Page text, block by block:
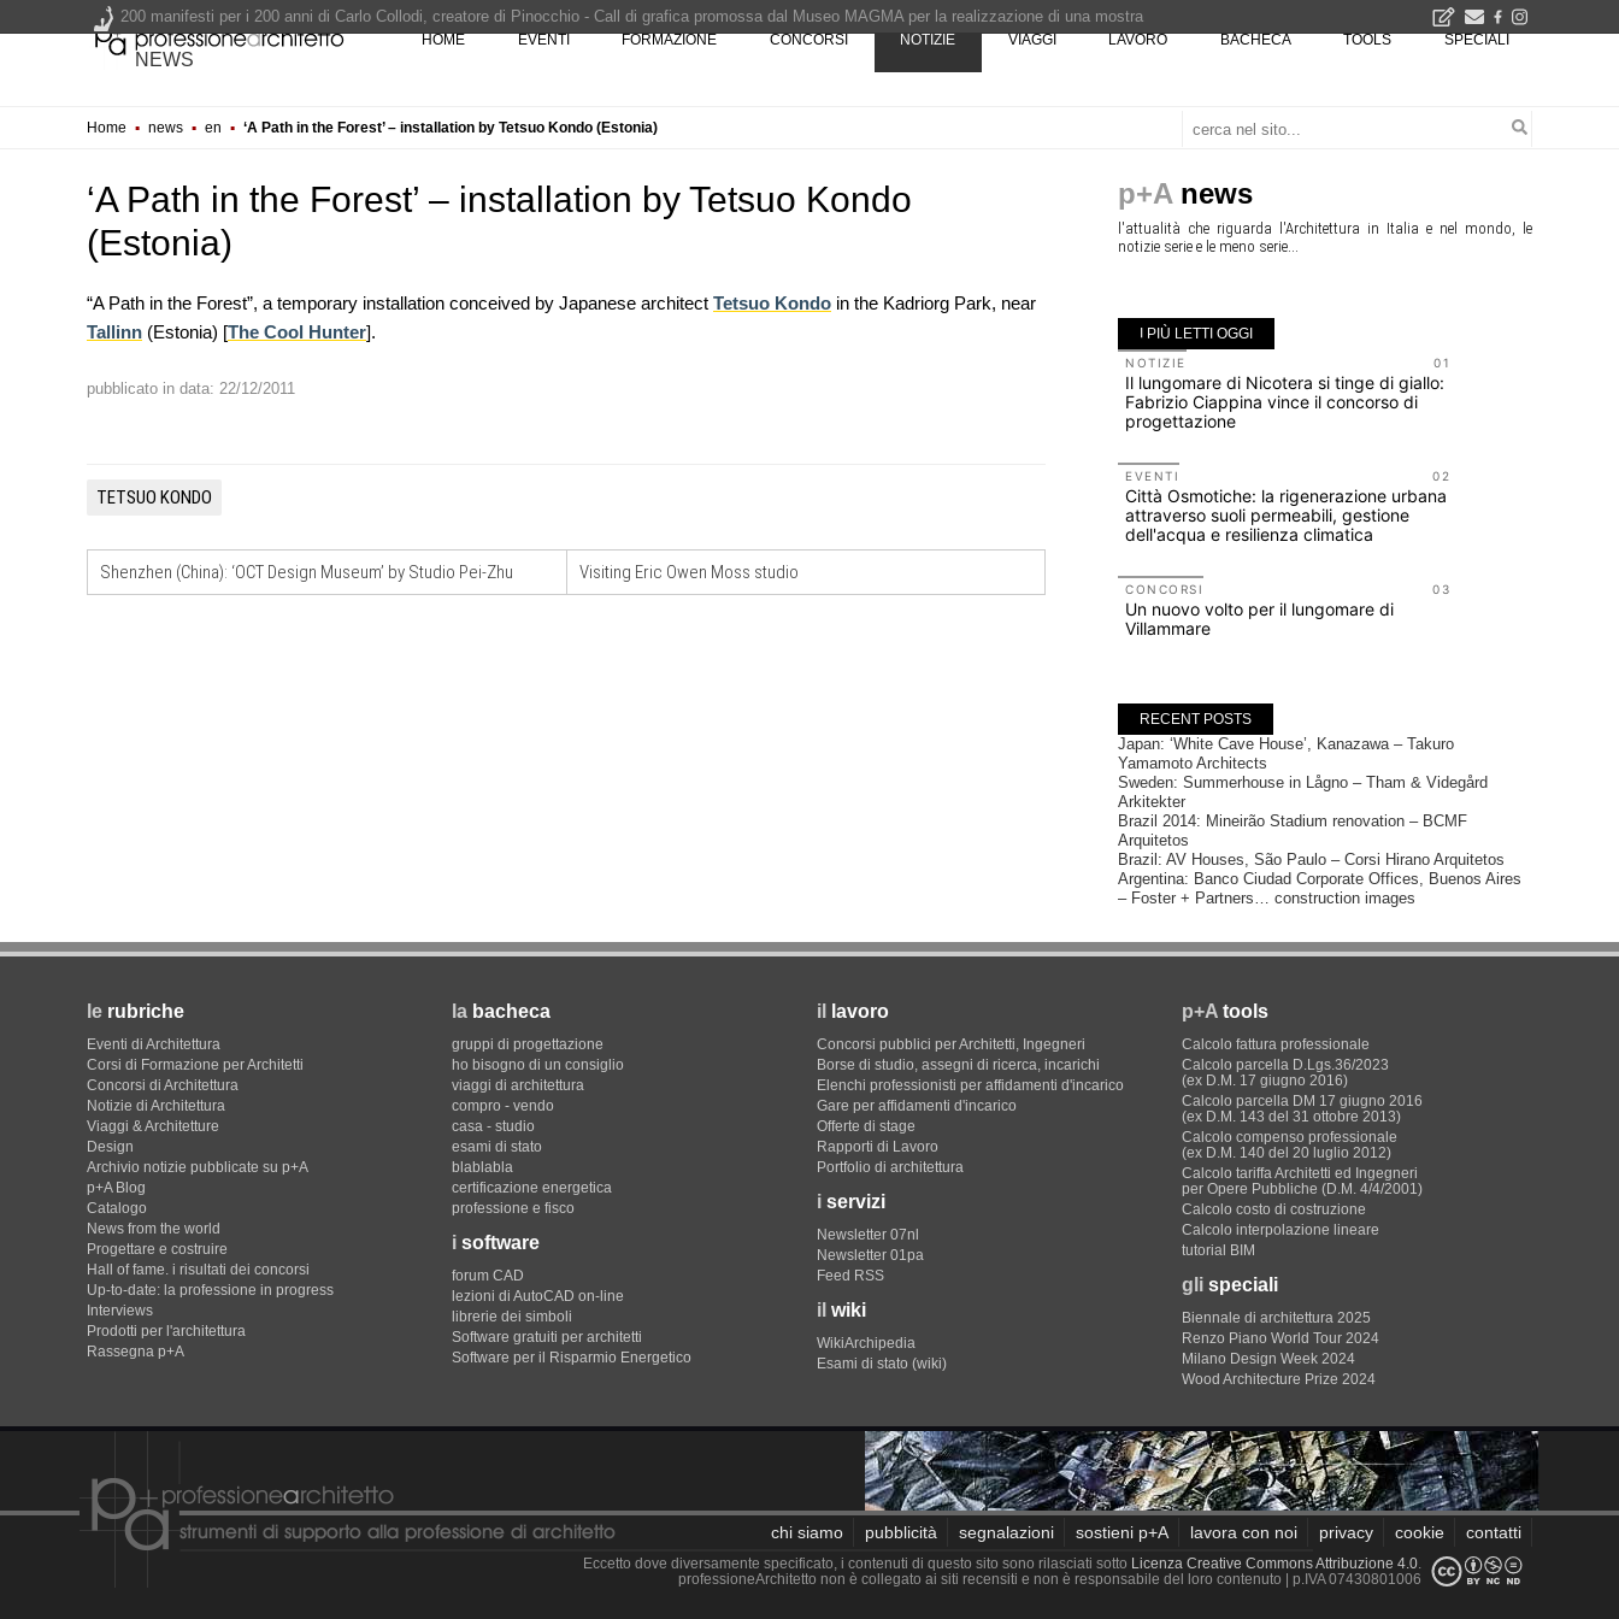
NEWS
HOME EVENTI FORMAZIONE CONCORSI NOTIZIE VIAGGI LAVORO BACHECA TOOLS SPECIALI
Home ▪ news ▪ en ▪ ‘A Path in the Forest’ – installation by Tetsuo Kondo (Estonia)
‘A Path in the Forest’ – installation by Tetsuo Kondo
(Estonia)
“A Path in the Forest”, a temporary installation conceived by Japanese architect Tetsuo Kondo in the Kadriorg Park, near
Tallinn (Estonia) [The Cool Hunter].
pubblicato in data: 22/12/2011
TETSUO KONDO
Visiting Eric Owen Moss studio
Shenzhen (China): ‘OCT Design Museum’ by Studio Pei-Zhu
p+A news
l'attualità che riguarda l'Architettura in Italia e nel mondo, le
notizie serie e le meno serie...
I PIÙ LETTI OGGI
09
CONCORSI
La ricarica dei profumi domestici in un
01
NOTIZIE
Il lungomare di Nicotera si tinge di giallo:
Fabrizio Ciappina vince il concorso di
progettazione
02
EVENTI
Città Osmotiche: la rigenerazione urbana
attraverso suoli permeabili, gestione
dell'acqua e resilienza climatica
03
CONCORSI
Un nuovo volto per il lungomare di
Villammare
RECENT POSTS
Japan: ‘White Cave House’, Kanazawa – Takuro
Yamamoto Architects
Sweden: Summerhouse in Lågno – Tham & Videgård
Arkitekter
Brazil 2014: Mineirão Stadium renovation – BCMF
Arquitetos
Brazil: AV Houses, São Paulo – Corsi Hirano Arquitetos
Argentina: Banco Ciudad Corporate Offices, Buenos Aires
– Foster + Partners… construction images
le rubriche
Eventi di Architettura
Corsi di Formazione per Architetti
Concorsi di Architettura
Notizie di Architettura
Viaggi & Architetture
Design
Archivio notizie pubblicate su p+A
p+A Blog
Catalogo
News from the world
Progettare e costruire
Hall of fame. i risultati dei concorsi
Up-to-date: la professione in progress
Interviews
Prodotti per l'architettura
Rassegna p+A
la bacheca
gruppi di progettazione
ho bisogno di un consiglio
viaggi di architettura
compro - vendo
casa - studio
esami di stato
blablabla
certificazione energetica
professione e fisco
i software
forum CAD
lezioni di AutoCAD on-line
librerie dei simboli
Software gratuiti per architetti
Software per il Risparmio Energetico
il lavoro
Concorsi pubblici per Architetti, Ingegneri
Borse di studio, assegni di ricerca, incarichi
Elenchi professionisti per affidamenti d'incarico
Gare per affidamenti d'incarico
Offerte di stage
Rapporti di Lavoro
Portfolio di architettura
i servizi
Newsletter 07nl
Newsletter 01pa
Feed RSS
il wiki
WikiArchipedia
Esami di stato (wiki)
p+A tools
Calcolo fattura professionale
Calcolo parcella D.Lgs.36/2023
(ex D.M. 17 giugno 2016)
Calcolo parcella DM 17 giugno 2016
(ex D.M. 143 del 31 ottobre 2013)
Calcolo compenso professionale
(ex D.M. 140 del 20 luglio 2012)
Calcolo tariffa Architetti ed Ingegneri
per Opere Pubbliche (D.M. 4/4/2001)
Calcolo costo di costruzione
Calcolo interpolazione lineare
tutorial BIM
gli speciali
Biennale di architettura 2025
Renzo Piano World Tour 2024
Milano Design Week 2024
Wood Architecture Prize 2024
chi siamo pubblicità segnalazioni sostieni p+A lavora con noi privacy cookie contatti
Eccetto dove diversamente specificato, i contenuti di questo sito sono rilasciati sotto Licenza Creative Commons Attribuzione 4.0.
professioneArchitetto non è collegato ai siti recensiti e non è responsabile del loro contenuto
| p.IVA 07430801006
200 manifesti per i 200 anni di Carlo Collodi, creatore di Pinocchio - Call di grafica promossa dal Museo MAGMA per la realizzazione di una mostra
La ricarica dei profumi domestici in un prodotto innovativo di design - Concorso di product design by Desall · Al vincitore un premio di 5.000 euro